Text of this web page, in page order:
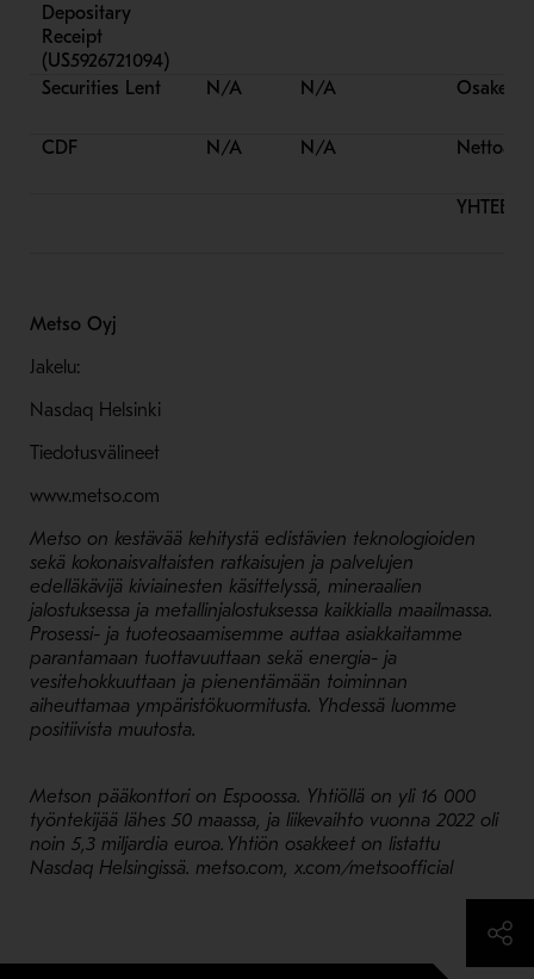
Depositary
Receipt
(US5926721094)
Securities Lent N/A N/A Osake-
CDF N/A N/A
Metso Oyj
Jakelu:
Nasdaq Helsinki
Tiedotusvälineet
www.metso.com
Metso on kestävää kehitystä edistävien teknologioiden
sekä kokonaisvaltaisten ratkaisujen ja palvelujen
edelläkävijä kiviainesten käsittelyssä, mineraalien
jalostuksessa ja metallinjalostuksessa kaikkialla maailmassa.
Prosessi- ja tuoteosaamisemme auttaa asiakkaitamme
parantamaan tuottavuuttaan sekä energia- ja
vesitehokkuuttaan ja pienentämään toiminnan
aiheuttamaa ympäristökuormitusta. Yhdessä luomme
positiivista muutosta.
Metson pääkonttori on Espoossa. Yhtiöllä on yli 16 000
työntekijää lähes 50 maassa, ja liikevaihto vuonna 2022 oli
noin 5,3 miljardia euroa. Yhtiön osakkeet on listattu
Nasdaq Helsingissä. metso.com, x.com/metsoofficial